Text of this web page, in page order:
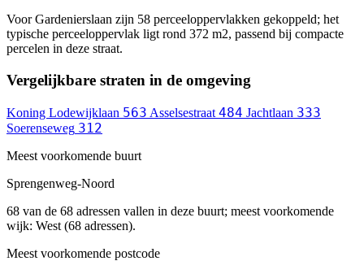
Voor Gardenierslaan zijn 58 perceeloppervlakken gekoppeld; het
typische perceeloppervlak ligt rond 372 m2, passend bij compacte
percelen in deze straat.
Vergelijkbare straten in de omgeving
Koning Lodewijklaan 563 Asselsestraat 484 Jachtlaan 333
Soerenseweg 312
Meest voorkomende buurt
Sprengenweg-Noord
68 van de 68 adressen vallen in deze buurt; meest voorkomende
wijk: West (68 adressen).
Meest voorkomende postcode